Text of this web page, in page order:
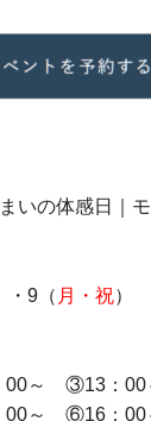
いの体感日｜
・9（ 月・祝）
～ ③13：00
～ ⑥16：00